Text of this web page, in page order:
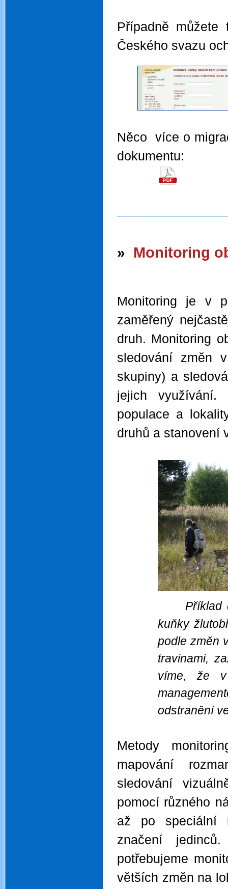
Případně
Českého svazu
Něco více o
dokumentu:
» Monitoring
Monitoring je v
zaměřený
druh. Monitoring
sledování změn
skupiny) a
jejich využívání.
populace a
druhů a stanovení
Příklad
kuňky
podle změn
travinami,
víme, že
odstranění
Metody
mapování
sledování
pomocí různého
až po speciální
značení
potřebujeme
větších změn na